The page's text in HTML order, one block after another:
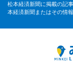
松本経済新聞に掲載の記
本経済新聞またはその情